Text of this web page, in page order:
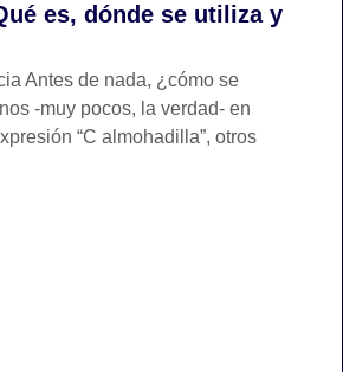
es, dónde se utiliza y
Antes de nada, ¿cómo se
-muy pocos, la verdad- en
“C almohadilla”, otros